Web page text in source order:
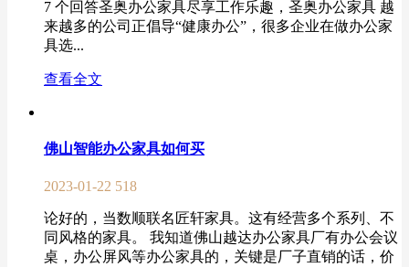
7 个回答圣奥办公家具尽享工作乐趣，圣奥办公家具 越
来越多的公司正倡导“健康办公”，很多企业在做办公家
具选...
查看全文
佛山智能办公家具如何买
2023-01-22 518
论好的，当数顺联名匠轩家具。这有经营多个系列、不
同风格的家具。 我知道佛山越达办公家具厂有办公会议
桌，办公屏风等办公家具的，关键是厂子直销的话，价